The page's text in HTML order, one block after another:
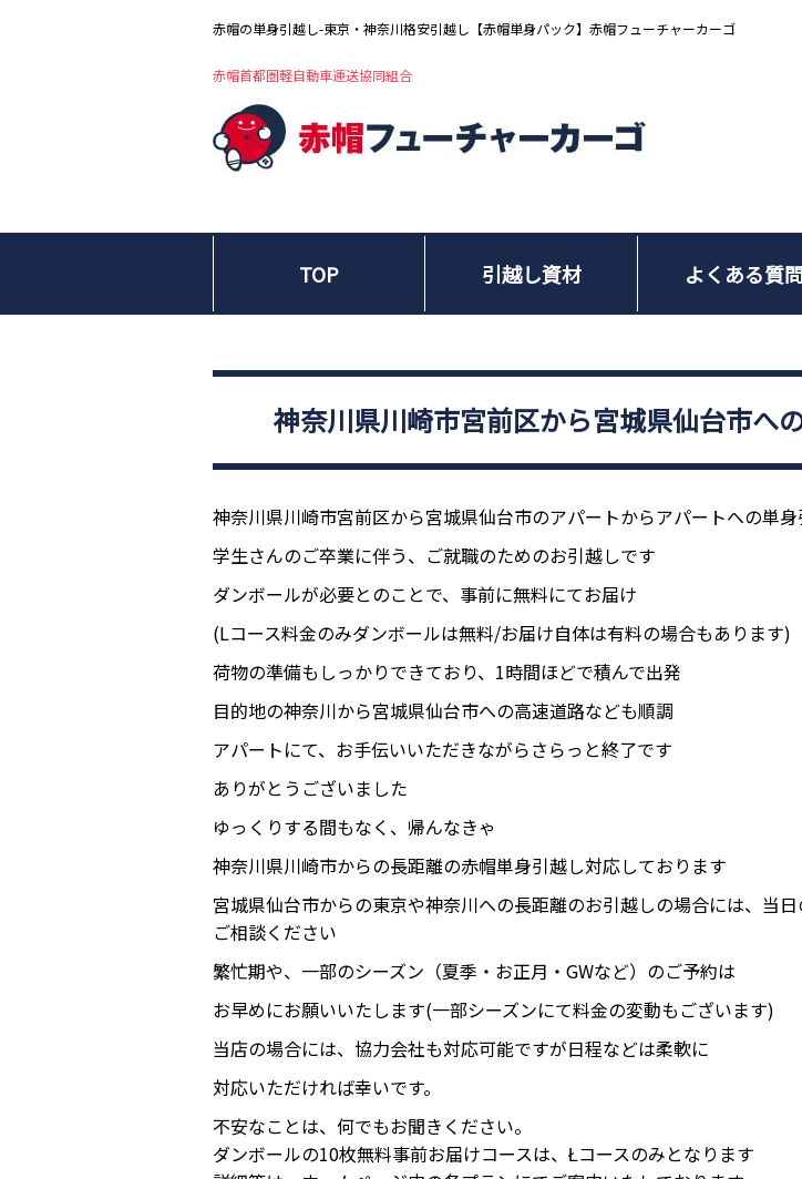
赤帽の単身引越し-東京・神奈川格安引越し【赤帽単身パック】赤帽フューチャーカーゴ
赤帽首都圏軽自動車運送協同組合
TOP 引越し資材 よくある質
神奈川県川崎市宮前区から宮城県仙台市へ
神奈川県川崎市宮前区から宮城県仙台市のアパートからアパートへの単身
学生さんのご卒業に伴う、ご就職のためのお引越しです
ダンボールが必要とのことで、事前に無料にてお届け
(Lコース料金のみダンボールは無料/お届け自体は有料の場合もあります)
荷物の準備もしっかりできており、1時間ほどで積んで出発
目的地の神奈川から宮城県仙台市への高速道路なども順調
アパートにて、お手伝いいただきながらさらっと終了です
ありがとうございました
ゆっくりする間もなく、帰んなきゃ
神奈川県川崎市からの長距離の赤帽単身引越し対応しております
宮城県仙台市からの東京や神奈川への長距離のお引越しの場合には、当
ご相談ください
繁忙期や、一部のシーズン（夏季・お正月・GWなど）のご予約は
お早めにお願いいたします(一部シーズンにて料金の変動もございます)
当店の場合には、協力会社も対応可能ですが日程などは柔軟に
対応いただければ幸いです。
不安なことは、何でもお聞きください。
ダンボールの10枚無料事前お届けコースは、Łコースのみとなります